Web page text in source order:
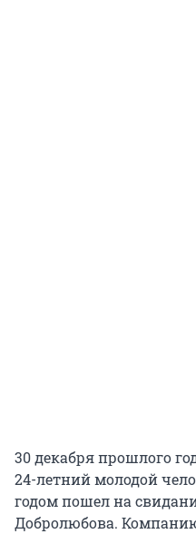
30 декабря прошлого
24-летний молодой
годом пошел на
Добролюбова.